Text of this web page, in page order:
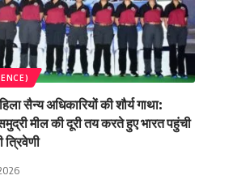
सैन्य अधिकारियों की शौर्य गाथा:
मील की दूरी तय करते हुए भारत पहुंची